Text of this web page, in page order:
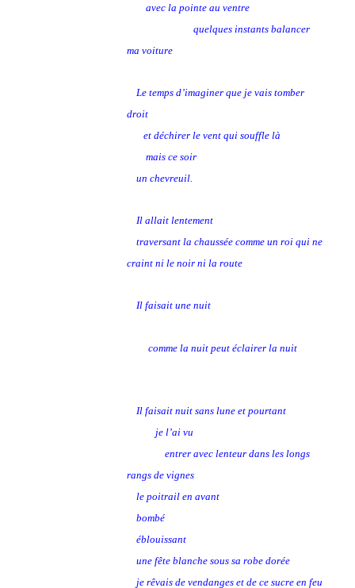
avec la pointe au ventre
quelques instants balancer
ma voiture
Le temps d’imaginer que je vais tomber
droit
et déchirer le vent qui souffle là
mais ce soir
un chevreuil.
Il allait lentement
traversant la chaussée comme un roi qui ne
craint ni le noir ni la route
Il faisait une nuit
comme la nuit peut éclairer la nuit
Il faisait nuit sans lune et pourtant
je l’ai vu
entrer avec lenteur dans les longs
rangs de vignes
le poitrail en avant
bombé
éblouissant
une fête blanche sous sa robe dorée
je rêvais de vendanges et de ce sucre en feu